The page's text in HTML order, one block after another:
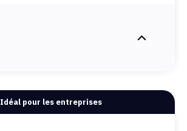
Idéal pour les entreprises